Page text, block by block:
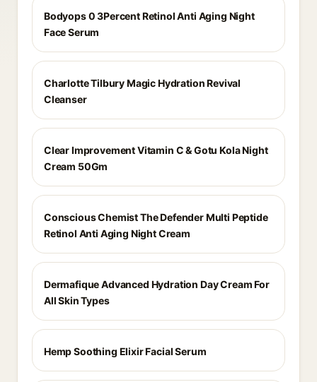
Bodyops 0 3Percent Retinol Anti Aging Night
Face Serum
Charlotte Tilbury Magic Hydration Revival
Cleanser
Clear Improvement Vitamin C & Gotu Kola Night
Cream 50Gm
Conscious Chemist The Defender Multi Peptide
Retinol Anti Aging Night Cream
Dermafique Advanced Hydration Day Cream For
All Skin Types
Hemp Soothing Elixir Facial Serum